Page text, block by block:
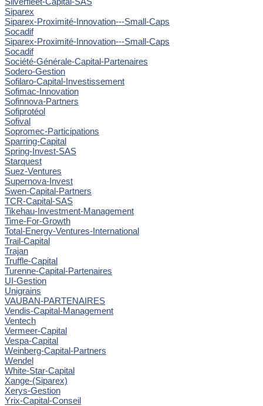
Siparex
Siparex-Proximité-Innovation---Small-Caps
Socadif
Siparex-Proximité-Innovation---Small-Caps
Socadif
Société-Générale-Capital-Partenaires
Sodero-Gestion
Sofilaro-Capital-Investissement
Sofimac-Innovation
Sofinnova-Partners
Sofiprotéol
Sofival
Sopromec-Participations
Sparring-Capital
Spring-Invest-SAS
Starquest
Suez-Ventures
Supernova-Invest
Swen-Capital-Partners
TCR-Capital-SAS
Tikehau-Investment-Management
Time-For-Growth
Total-Energy-Ventures-International
Trail-Capital
Trajan
Truffle-Capital
Turenne-Capital-Partenaires
UI-Gestion
Unigrains
VAUBAN-PARTENAIRES
Vendis-Capital-Management
Ventech
Vermeer-Capital
Vespa-Capital
Weinberg-Capital-Partners
Wendel
White-Star-Capital
Xange-(Siparex)
Xerys-Gestion
Yrix-Capital-Conseil